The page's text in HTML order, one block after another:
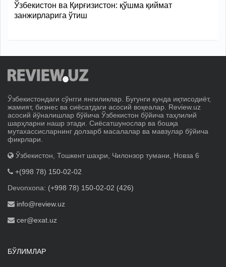
Ўзбекистон ва Қирғизистон: қўшма қиймат
занжирларига ўтиш
Ўзбекистондаги сўнгги янгиликлар. Бугунги кунда иқтисодиёт,
жамият, бизнес ва сиёсатдаги асосий воқеалар. Review.uz
асосий йўналишлар бўйича Ўзбекистон бўйича таҳлилий
шарҳларни нашр этади. Сиёсатшунослар ва бошқа
мутахассисларнинг долзарб масалалар ва мавзулар бўйича
фикрлари.
Ўзбекистон, Тошкент шаҳри, Чилонзор тумани, Новза 6
+(998 78) 150-02-02
Devonxona: (+998 78) 150-02-02 (426)
info@review.uz
cer@exat.uz
БЎЛИМЛАР